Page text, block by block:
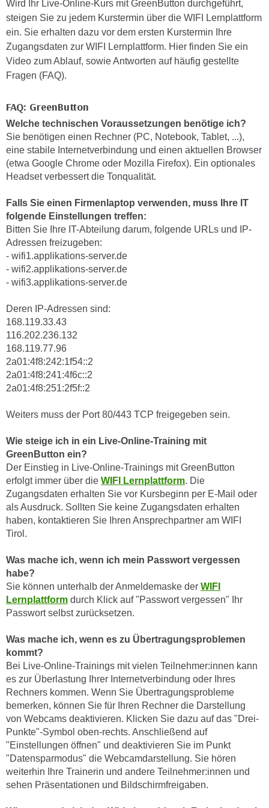
Wird Ihr Live-Online-Kurs mit GreenButton durchgeführt,
steigen Sie zu jedem Kurstermin über die WIFI Lernplattform
ein. Sie erhalten dazu vor dem ersten Kurstermin Ihre
Zugangsdaten zur WIFI Lernplattform. Hier finden Sie ein
Video zum Ablauf, sowie Antworten auf häufig gestellte
Fragen (FAQ).
FAQ: GreenButton
Welche technischen Voraussetzungen benötige ich?
Sie benötigen einen Rechner (PC, Notebook, Tablet, ...),
eine stabile Internetverbindung und einen aktuellen Browser
(etwa Google Chrome oder Mozilla Firefox). Ein optionales
Headset verbessert die Tonqualität.
Falls Sie einen Firmenlaptop verwenden, muss Ihre IT
folgende Einstellungen treffen:
Bitten Sie Ihre IT-Abteilung darum, folgende URLs und IP-
Adressen freizugeben:
- wifi1.applikations-server.de
- wifi2.applikations-server.de
- wifi3.applikations-server.de
Deren IP-Adressen sind:
168.119.33.43
116.202.236.132
168.119.77.96
2a01:4f8:242:1f54::2
2a01:4f8:241:4f6c::2
2a01:4f8:251:2f5f::2
Weiters muss der Port 80/443 TCP freigegeben sein.
Wie steige ich in ein Live-Online-Training mit
GreenButton ein?
Der Einstieg in Live-Online-Trainings mit GreenButton
erfolgt immer über die WIFI Lernplattform. Die
Zugangsdaten erhalten Sie vor Kursbeginn per E-Mail oder
als Ausdruck. Sollten Sie keine Zugangsdaten erhalten
haben, kontaktieren Sie Ihren Ansprechpartner am WIFI
Tirol.
Was mache ich, wenn ich mein Passwort vergessen
habe?
Sie können unterhalb der Anmeldemaske der WIFI
Lernplattform durch Klick auf "Passwort vergessen" Ihr
Passwort selbst zurücksetzen.
Was mache ich, wenn es zu Übertragungsproblemen
kommt?
Bei Live-Online-Trainings mit vielen Teilnehmer:innen kann
es zur Überlastung Ihrer Internetverbindung oder Ihres
Rechners kommen. Wenn Sie Übertragungsprobleme
bemerken, können Sie für Ihren Rechner die Darstellung
von Webcams deaktivieren. Klicken Sie dazu auf das "Drei-
Punkte"-Symbol oben-rechts. Anschließend auf
"Einstellungen öffnen" und deaktivieren Sie im Punkt
"Datensparmodus" die Webcamdarstellung. Sie hören
weiterhin Ihre Trainerin und andere Teilnehmer:innen und
sehen Präsentationen und Bildschirmfreigaben.
i
m
m
u
n
r
w
e
n
e
n
w
i
r
n
C
o
o
k
i
e
,
e
ü
r
d
i
F
u
n
k
t
i
o
n
d
e
r
W
e
e
c
h
t
e
n
S
e
,
d
a
s
s
i
r
a
u
c
h
o
o
k
i
e
s
o
U
S
-
a
m
e
r
k
a
n
s
h
e
n
U
n
t
e
r
n
e
h